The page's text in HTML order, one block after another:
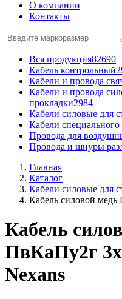
О компании
Контакты
Вся продукция82690
Кабель контрольный
Кабели и провода
Кабели и провода
прокладки2984
Кабели силовые для
Кабели специального
Провода для
Провода и шнуры
Главная
Каталог
Кабели силовые для
Кабель силовой
Кабель
ПвКаПу2г
Nexans